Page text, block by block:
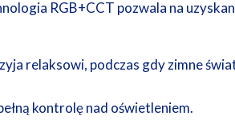
RGB+CCT pozwala na
relaksowi, podczas gdy zimne
kontrolę nad oświetleniem.